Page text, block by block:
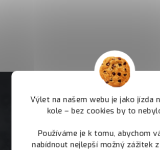
Výlet na našem webu je jako jízda
kole – bez cookies by to
Používáme je k tomu, abychom
nabídnout nejlepší možný zážitek